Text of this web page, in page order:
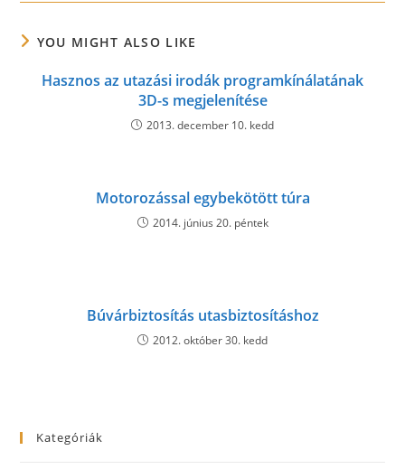
YOU MIGHT ALSO LIKE
Hasznos az utazási irodák programkínálatának
3D-s megjelenítése
2013. december 10. kedd
Motorozással egybekötött túra
2014. június 20. péntek
Búvárbiztosítás utasbiztosításhoz
2012. október 30. kedd
Kategóriák